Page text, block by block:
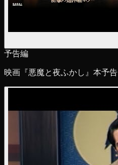
予告編
映画『悪魔と夜ふかし』本予告